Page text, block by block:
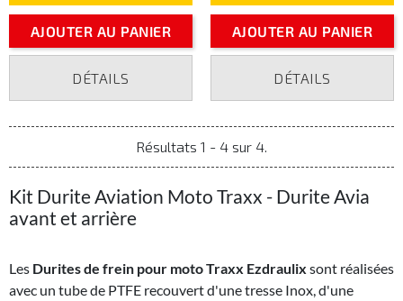
AJOUTER AU PANIER
DÉTAILS
AJOUTER AU PANIER
DÉTAILS
Résultats 1 - 4 sur 4.
Kit Durite Aviation Moto Traxx - Durite Avia
avant et arrière
Les Durites de frein pour moto Traxx Ezdraulix sont réalisées
avec un tube de PTFE recouvert d'une tresse Inox, d'une